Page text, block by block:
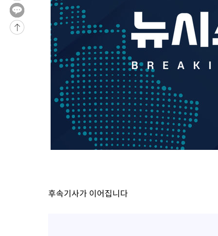
압수수색
-26772초 전 >
[속보]원·달러 환율, 오전 9시 1423.8원
-26568초 전 >
[속보]삼성전자·SK하이닉스 동반 강보합…1%대 상승 출발
-26554초 전 >
[속보]코스닥, 5.95포인트(0.74%) 상승한 807.62개장
[속보]코스피, 6300선 재탈환…1.09% 오른 6365.07 개장
시리아 다마스쿠스 교외에서 미니버스 폭발.. 14명 부상, 3명
입추에도 극한더위…서울 낮 39도 '폭염중대경보'
이란, 호르무즈서 "적국 목표물들"과 대치로 남부 케슘섬에서
[속보]美, 폴리실리콘 수입 규제…파생제품 15% 관세, 120일
[속보]트럼프, 美 원정출산 금지 행정명령 서명
[속보] 뉴욕증시, 일제 하락 마감…나스닥 0.06%↓
후속기사가 이어집니다